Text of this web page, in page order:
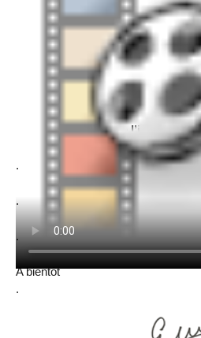
La vidéo de l’initiation à
.
.
.
A bientôt
.